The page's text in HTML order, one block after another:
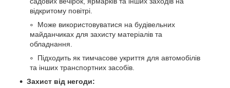
відкритому повітрі.
Може використовуватися на будівельних
майданчиках для захисту матеріалів та
обладнання.
Підходить як тимчасове укриття для автомобілів
та інших транспортних засобів.
Захист від негоди: